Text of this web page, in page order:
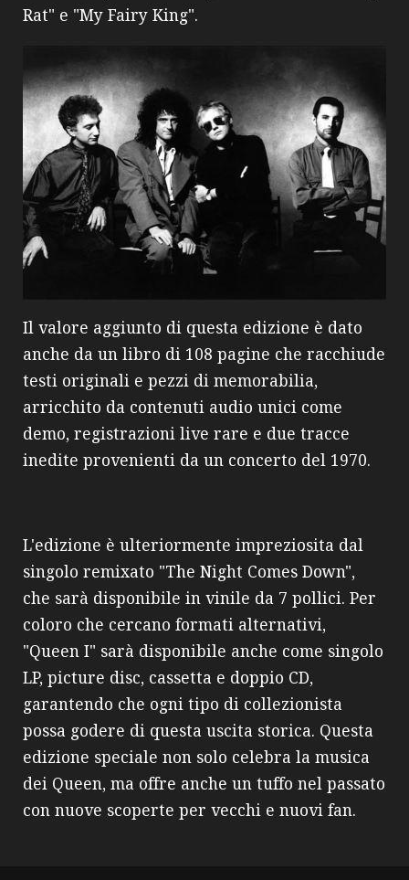
Rat" e "My Fairy King".
Il valore aggiunto di questa edizione è dato
anche da un libro di 108 pagine che racchiude
testi originali e pezzi di memorabilia,
arricchito da contenuti audio unici come
demo, registrazioni live rare e due tracce
inedite provenienti da un concerto del 1970.
L'edizione è ulteriormente impreziosita dal
singolo remixato "The Night Comes Down",
che sarà disponibile in vinile da 7 pollici. Per
coloro che cercano formati alternativi,
"Queen I" sarà disponibile anche come singolo
LP, picture disc, cassetta e doppio CD,
garantendo che ogni tipo di collezionista
possa godere di questa uscita storica. Questa
edizione speciale non solo celebra la musica
dei Queen, ma offre anche un tuffo nel passato
con nuove scoperte per vecchi e nuovi fan.